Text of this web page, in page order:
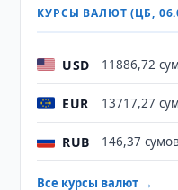
КУРСЫ ВАЛЮТ (ЦБ,
USD 11886,72
EUR 13717,27
RUB 146,37
Все курсы валют →